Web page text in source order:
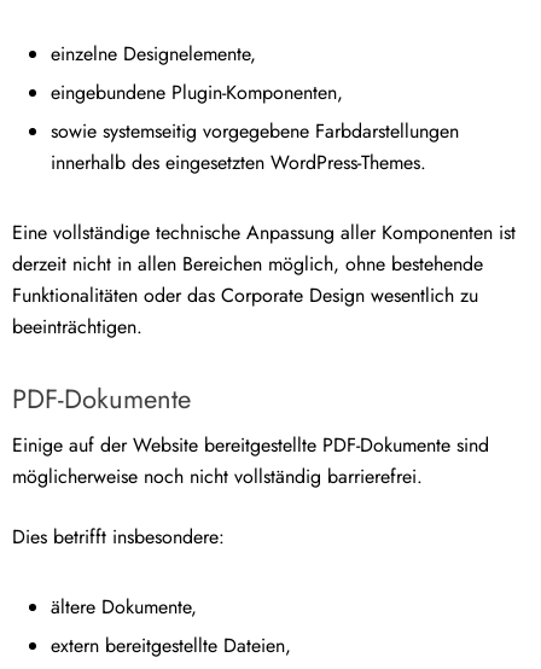
einzelne Designelemente,
eingebundene Plugin-Komponenten,
sowie systemseitig vorgegebene Farbdarstellungen
innerhalb des eingesetzten WordPress-Themes.
Eine vollständige technische Anpassung aller Komponenten ist
derzeit nicht in allen Bereichen möglich, ohne bestehende
Funktionalitäten oder das Corporate Design wesentlich zu
beeinträchtigen.
PDF-Dokumente
Einige auf der Website bereitgestellte PDF-Dokumente sind
möglicherweise noch nicht vollständig barrierefrei.
Dies betrifft insbesondere:
ältere Dokumente,
extern bereitgestellte Dateien,